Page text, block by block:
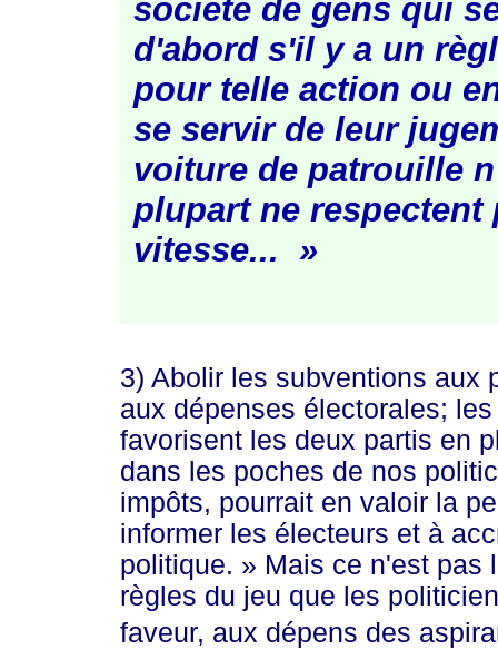
société de gens qui
d'abord s'il y a un
pour telle action ou
se servir de leur
voiture de patrouille
plupart ne respectent
vitesse... »
3) Abolir les subventions aux
aux dépenses électorales;
favorisent les deux partis en
dans les poches de nos
impôts, pourrait en valoir la
informer les électeurs et à
politique. » Mais ce n'est pas
règles du jeu que les
faveur, aux dépens des aspira